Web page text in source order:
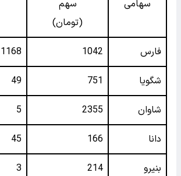
سهامی
سهم
(تومان)
فارس 1042
1168
شگویا 751
49
شاوان 2355
5
دانا 166
45
بنیرو 214
3